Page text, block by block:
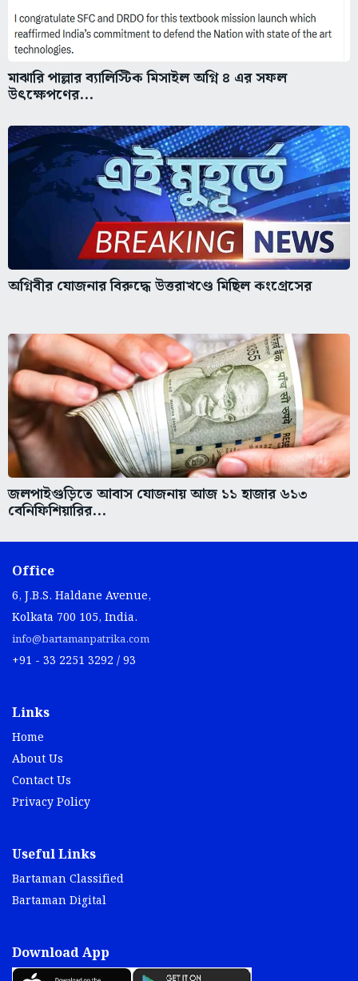
মাঝারি পাল্লার ব্যালিস্টিক মিসাইল অগ্নি ৪ এর সফল
উৎক্ষেপণের...
অগ্নিবীর যোজনার বিরুদ্ধে উত্তরাখণ্ডে মিছিল কংগ্রেসের
জলপাইগুড়িতে আবাস যোজনায় আজ ১১ হাজার ৬১৩
বেনিফিশিয়ারির...
Office
6, J.B.S. Haldane Avenue,
Kolkata 700 105, India.
info@bartamanpatrika.com
+91 - 33 2251 3292 / 93
Links
Home
About Us
Contact Us
Privacy Policy
Useful Links
Bartaman Classified
Bartaman Digital
Download App